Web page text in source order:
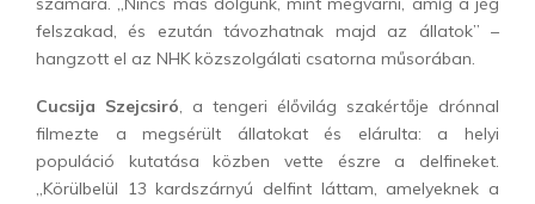
felszakad, és ezután távozhatnak majd az állatok” –
hangzott el az NHK közszolgálati csatorna műsorában.
Cucsija Szejcsiró, a tengeri élővilág szakértője drónnal
filmezte a megsérült állatokat és elárulta: a helyi
populáció kutatása közben vette észre a delfineket.
„Körülbelül 13 kardszárnyú delfint láttam, amelyeknek a